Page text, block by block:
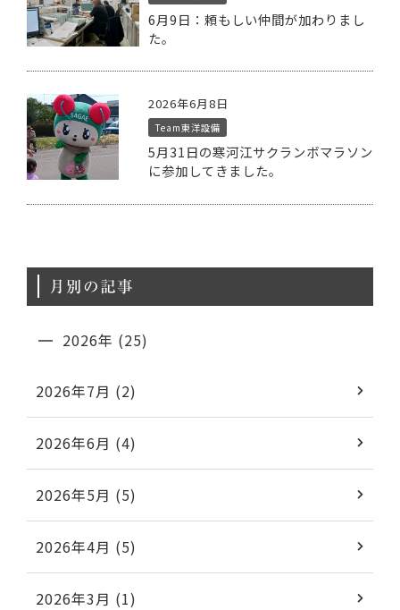
6月9日：頼もしい仲間が加わりまし
た。
2026年6月8日
Team東洋設備
5月31日の寒河江サクランボマラソン
に参加してきました。
月別の記事
2026年 (25)
2026年7月 (2)
2026年6月 (4)
2026年5月 (5)
2026年4月 (5)
2026年3月 (1)